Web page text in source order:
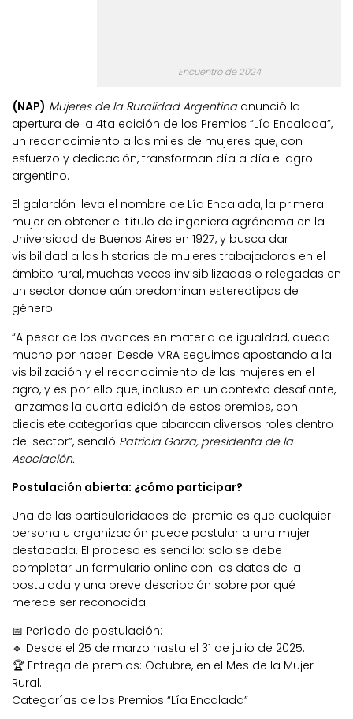
Encuentro de 2024
(NAP) Mujeres de la Ruralidad Argentinaanunció la
apertura de la 4ta edición de los Premios “Lía Encalada”,
un reconocimiento a las miles de mujeres que, con
esfuerzo y dedicación, transforman día a día el agro
argentino.
El galardón lleva el nombre de Lía Encalada, la primera
mujer en obtener el título de ingeniera agrónoma en la
Universidad de Buenos Aires en 1927, y busca dar
visibilidad a las historias de mujeres trabajadoras en el
ámbito rural, muchas veces invisibilizadas o relegadas en
un sector donde aún predominan estereotipos de
género.
“A pesar de los avances en materia de igualdad, queda
mucho por hacer. Desde MRA seguimos apostando a la
visibilización y el reconocimiento de las mujeres en el
agro, y es por ello que, incluso en un contexto desafiante,
lanzamos la cuarta edición de estos premios, con
diecisiete categorías que abarcan diversos roles dentro
del sector”, señaló Patricia Gorza, presidenta de la
Asociación.
Postulación abierta: ¿cómo participar?
Una de las particularidades del premio es que cualquier
persona u organización puede postular a una mujer
destacada. El proceso es sencillo: solo se debe
completar un formulario online con los datos de la
postulada y una breve descripción sobre por qué
merece ser reconocida.
📅 Período de postulación:
🔹 Desde el 25 de marzo hasta el 31 de julio de 2025.
🏆 Entrega de premios: Octubre, en el Mes de la Mujer
Rural.
Categorías de los Premios “Lía Encalada”